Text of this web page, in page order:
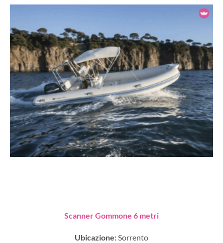
Scanner Gommone 6 metri
Ubicazione:Sorrento